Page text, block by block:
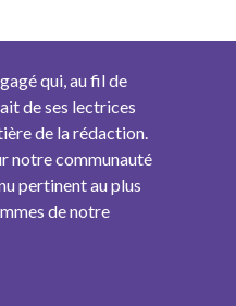
qui, au fil de
de ses lectrices
de la rédaction.
notre communauté
pertinent au plus
de notre